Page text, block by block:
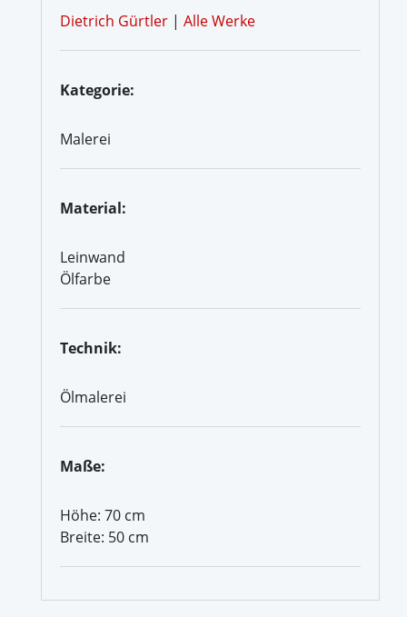
Dietrich Gürtler | Alle Werke
Kategorie:
Malerei
Material:
Leinwand
Ölfarbe
Technik:
Ölmalerei
Maße:
Höhe: 70 cm
Breite: 50 cm